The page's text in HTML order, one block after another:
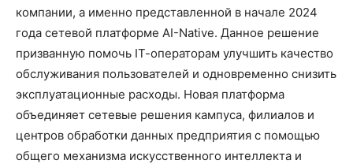
компании, а именно представленной в начале 2024
года сетевой платформе AI-Native. Данное решение
призванную помочь IТ-операторам улучшить качество
обслуживания пользователей и одновременно снизить
эксплуатационные расходы. Новая платформа
объединяет сетевые решения кампуса, филиалов и
центров обработки данных предприятия с помощью
общего механизма искусственного интеллекта и